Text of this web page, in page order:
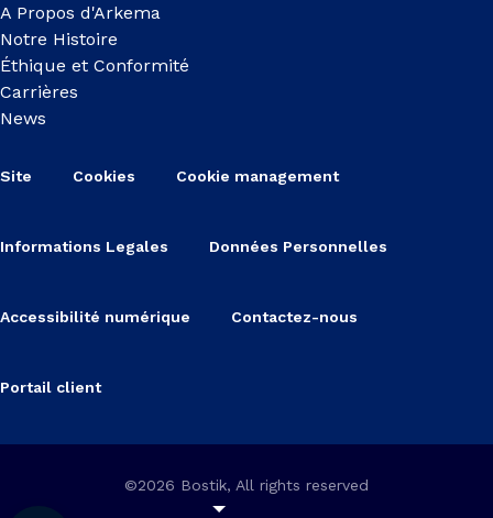
A Propos d'Arkema
Notre Histoire
Éthique et Conformité
Carrières
News
Site Cookies Cookie management
Informations Legales Données Personnelles
Accessibilité numérique Contactez-nous
Portail client
©2026 Bostik, All rights reserved